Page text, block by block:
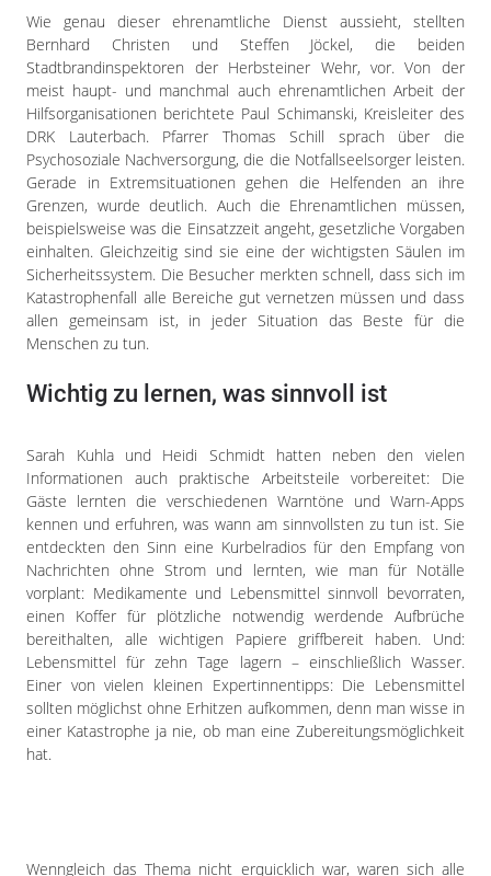
Wie genau dieser ehrenamtliche Dienst aussieht, stellten
Bernhard Christen und Steffen Jöckel, die beiden
Stadtbrandinspektoren der Herbsteiner Wehr, vor. Von der
meist haupt- und manchmal auch ehrenamtlichen Arbeit der
Hilfsorganisationen berichtete Paul Schimanski, Kreisleiter des
DRK Lauterbach. Pfarrer Thomas Schill sprach über die
Psychosoziale Nachversorgung, die die Notfallseelsorger leisten.
Gerade in Extremsituationen gehen die Helfenden an ihre
Grenzen, wurde deutlich. Auch die Ehrenamtlichen müssen,
beispielsweise was die Einsatzzeit angeht, gesetzliche Vorgaben
einhalten. Gleichzeitig sind sie eine der wichtigsten Säulen im
Sicherheitssystem. Die Besucher merkten schnell, dass sich im
Katastrophenfall alle Bereiche gut vernetzen müssen und dass
allen gemeinsam ist, in jeder Situation das Beste für die
Menschen zu tun.
Wichtig zu lernen, was sinnvoll ist
Sarah Kuhla und Heidi Schmidt hatten neben den vielen
Informationen auch praktische Arbeitsteile vorbereitet: Die
Gäste lernten die verschiedenen Warntöne und Warn-Apps
kennen und erfuhren, was wann am sinnvollsten zu tun ist. Sie
entdeckten den Sinn eine Kurbelradios für den Empfang von
Nachrichten ohne Strom und lernten, wie man für Notälle
vorplant: Medikamente und Lebensmittel sinnvoll bevorraten,
einen Koffer für plötzliche notwendig werdende Aufbrüche
bereithalten, alle wichtigen Papiere griffbereit haben. Und:
Lebensmittel für zehn Tage lagern – einschließlich Wasser.
Einer von vielen kleinen Expertinnentipps: Die Lebensmittel
sollten möglichst ohne Erhitzen aufkommen, denn man wisse in
einer Katastrophe ja nie, ob man eine Zubereitungsmöglichkeit
hat.
Wenngleich das Thema nicht erquicklich war, waren sich alle